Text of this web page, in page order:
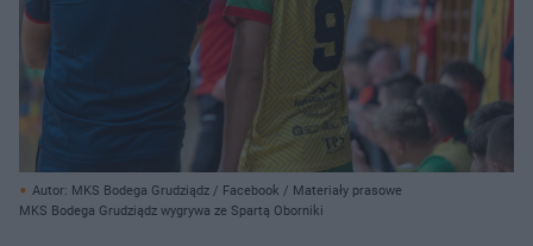
Autor: MKS Bodega Grudziądz / Facebook / Materiały prasowe
MKS Bodega Grudziądz wygrywa ze Spartą Oborniki